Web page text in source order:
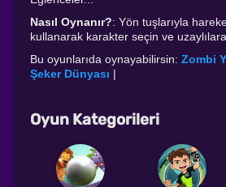
Nasıl Oynanır?: Yön tuşlarıyla
kullanarak karakter seçin ve uzaylılara
Bu oyunlarıda oynayabilirsin: Zombi
Şeker Dünyası |
Oyun Kategorileri